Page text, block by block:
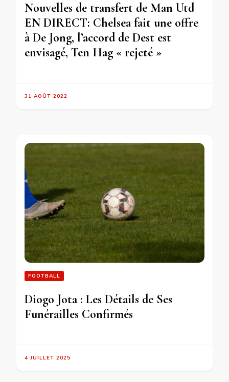
Nouvelles de transfert de Man Utd
EN DIRECT: Chelsea fait une offre
à De Jong, l’accord de Dest est
envisagé, Ten Hag « rejeté »
31 AOÛT 2022
FOOTBALL
Diogo Jota : Les Détails de Ses
Funérailles Confirmés
4 JUILLET 2025